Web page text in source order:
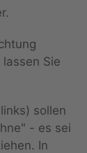
Sie
sollen
- es sei
In